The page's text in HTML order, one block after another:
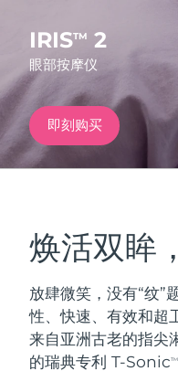
IRISTM 2
眼部按摩仪
即刻购买
焕活双眸
放肆微笑，没有“纹”
性、快速、有效和超
来自亚洲古老的指尖
的瑞典专利 T-SonicTM
特别优惠
红光疗法
面部清洁
LUNA™
Anti-
BEAR™
德国
加拿大
奥地利
比利时
百慕大